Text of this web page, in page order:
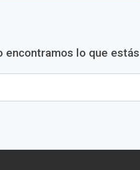
encontramos lo que